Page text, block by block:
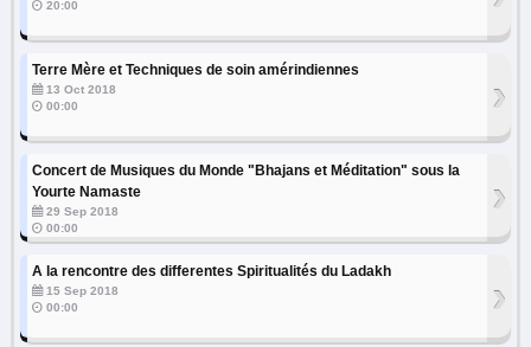
20:00
Terre Mère et Techniques de soin amérindiennes
13 Oct 2018
00:00
›
Concert de Musiques du Monde "Bhajans et Méditation" sous la
Yourte Namaste
29 Sep 2018
00:00
›
A la rencontre des differentes Spiritualités du Ladakh
15 Sep 2018
00:00
›